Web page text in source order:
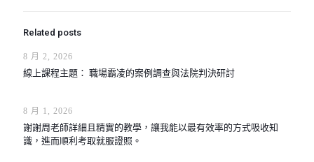
Related posts
8 月 2, 2026
線上課程主題： 職場霸凌的案例調查與法院判決研討
8 月 1, 2026
謝謝周老師詳細且精實的教學，讓我能以最有效率的方式吸收知
識，進而順利考取就服證照。